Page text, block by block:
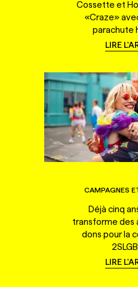
Cossette et
«Craze»
parachute
LIRE
CAMPAGNES
Déjà cinq
transforme des
dons pour la
LIRE